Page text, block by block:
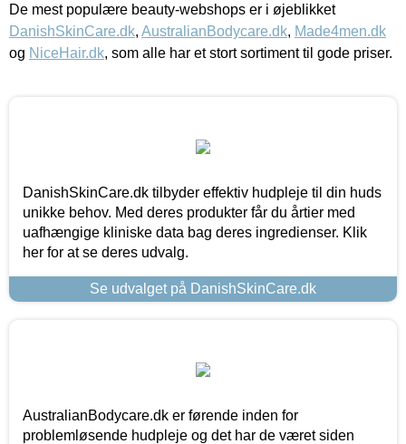
De mest populære beauty-webshops er i øjeblikket
DanishSkinCare.dk, AustralianBodycare.dk, Made4men.dk
og NiceHair.dk, som alle har et stort sortiment til gode priser.
DanishSkinCare.dk tilbyder effektiv hudpleje til din huds
unikke behov. Med deres produkter får du årtier med
uafhængige kliniske data bag deres ingredienser. Klik
her for at se deres udvalg.
Se udvalget på DanishSkinCare.dk
AustralianBodycare.dk er førende inden for
problemløsende hudpleje og det har de været siden